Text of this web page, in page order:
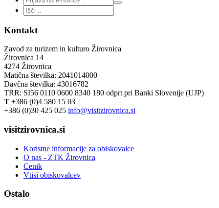
Kontakt
Zavod za turizem in kulturo Žirovnica
Žirovnica 14
4274 Žirovnica
Matična številka: 2041014000
Davčna številka: 43016782
TRR: SI56 0110 0600 8340 180 odprt pri Banki Slovenije (UJP)
T +386 (0)4 580 15 03
+386 (0)30 425 025 info@visitzirovnica.si
visitzirovnica.si
Koristne informacije za obiskovalce
O nas - ZTK Žirovnica
Cenik
Vtisi obiskovalcev
Ostalo